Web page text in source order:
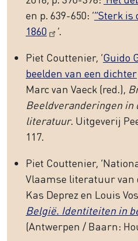
en p. 639-650: ‘“Sterk is
1860
’.
Piet Couttenier, ‘Guido
beelden van een dichter
Marc van Vaeck (red.),
Beeldveranderingen in
literatuur. Uitgeverij
117.
Piet Couttenier,
Vlaamse literatuur van
Kas Deprez en Louis
België. Identiteiten in
(Antwerpen / Baarn: